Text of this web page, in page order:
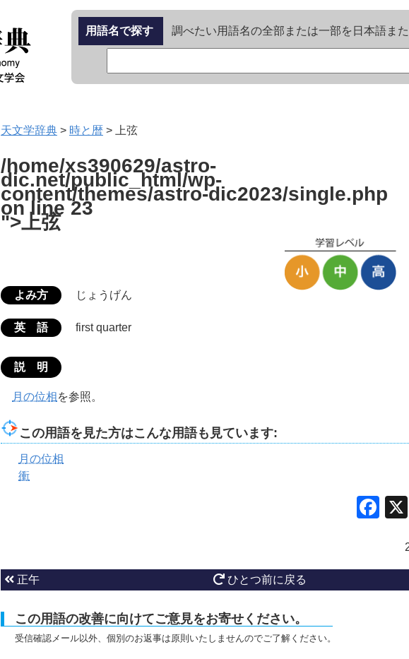
用語名で探す 調べたい用語名の全部または一部を日本語ま
天文学辞典 > 時と暦 > 上弦
/home/xs390629/astro-
dic.net/public_html/wp-
content/themes/astro-dic2023/single.php
on line23
">上弦
よみ方 じょうげん
英 語 first quarter
説 明
月の位相を参照。
この用語を見た方はこんな用語も見ています:
月の位相
衝
正午 ひとつ前に戻る
この用語の改善に向けてご意見をお寄せください。
受信確認メール以外、個別のお返事は原則いたしませんのでご了解ください。